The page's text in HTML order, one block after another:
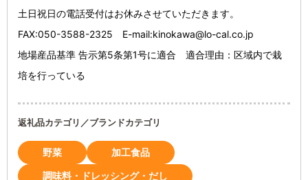
土日祝日の電話受付はお休みさせていただきます。
FAX:050-3588-2325 E-mail:kinokawa@lo-cal.co.jp
地場産品基準 告示第5条第1号に適合 適合理由：区域内で栽
培を行っている
返礼品カテゴリ／ブランドカテゴリ
野菜 加工食品
調味料・ドレッシング・だし